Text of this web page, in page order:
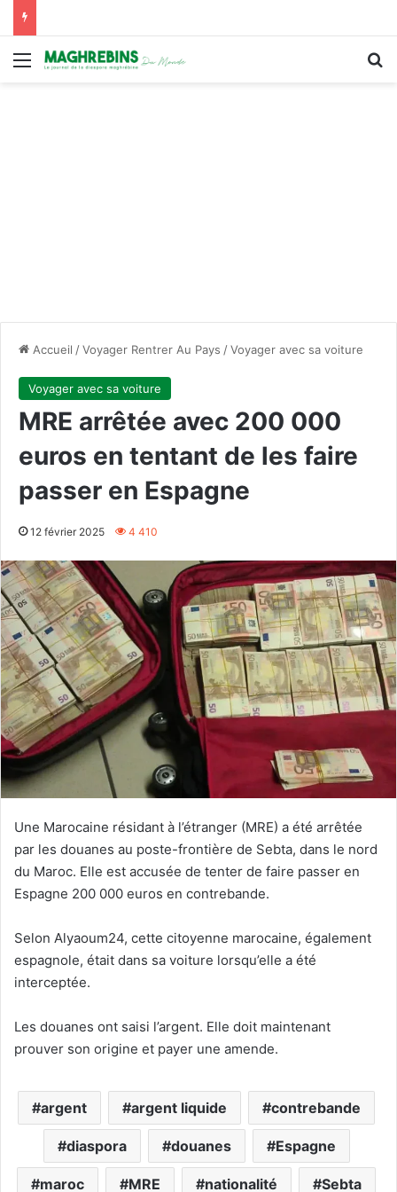
Menu
Accueil /Voyager Rentrer Au Pays /Voyager avec sa voiture
Voyager avec sa voiture
MRE arrêtée avec 200 000
euros en tentant de les faire
passer en Espagne
12 février 2025 4 410
Une Marocaine résidant à l’étranger (MRE) a été arrêtée
par les douanes au poste-frontière de Sebta, dans le nord
du Maroc. Elle est accusée de tenter de faire passer en
Espagne 200 000 euros en contrebande.
Selon Alyaoum24, cette citoyenne marocaine, également
espagnole, était dans sa voiture lorsqu’elle a été
interceptée.
Les douanes ont saisi l’argent. Elle doit maintenant
prouver son origine et payer une amende.
argent argent liquide contrebande
diaspora douanes Espagne
maroc MRE nationalité Sebta